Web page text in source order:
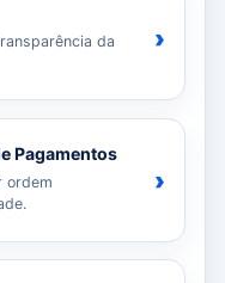
da
›
Pagamentos
ordem
›